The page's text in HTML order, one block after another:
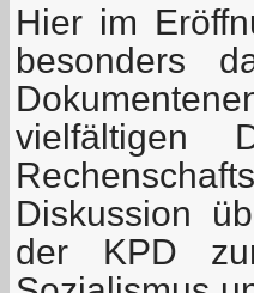
Hier im
besonders
vielfältigen
Diskussion
der KPD